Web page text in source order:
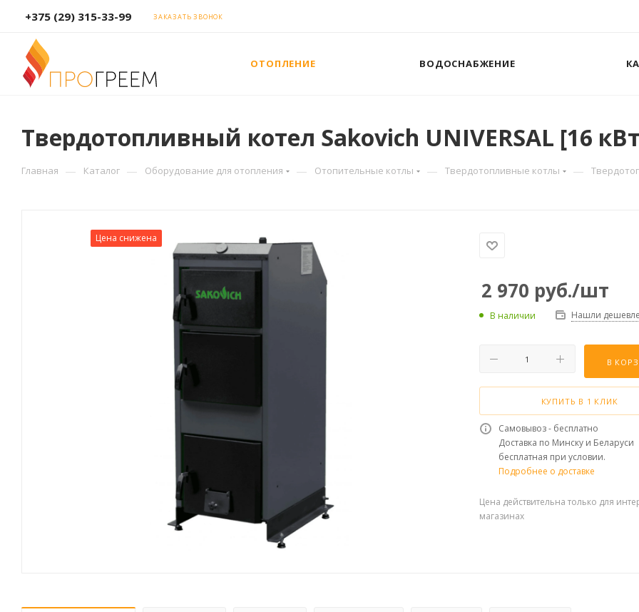
+375 (29) 315-33-99 ЗАКАЗАТЬ ЗВОНОК
ОТОПЛЕНИЕ ВОДОСНАБЖЕНИЕ
Твердотопливный котел Sakovich UNIVERSAL [16
Главная — Каталог — Оборудование для отопления — Отопительные котлы — Твердотопливные котлы —
Цена снижена
2 970 руб./шт
В наличии Нашли
В
КУПИТЬ В 1 КЛИК
Самовывоз - бесплатно
Доставка по Минску и Беларуси
бесплатная при условии.
Подробнее о доставке
Цена действительна только для
магазинах